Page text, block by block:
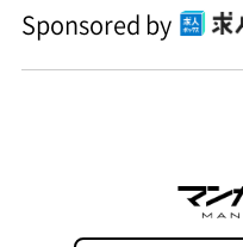
Sponsored by